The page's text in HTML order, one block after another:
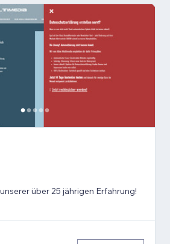
über 25 jährigen Erfahrung!